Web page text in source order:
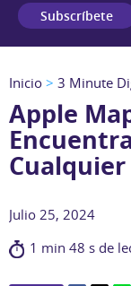
Subscríbete
Inicio > 3 Minute
Apple
Julio 25, 2024
1 min 48 s de